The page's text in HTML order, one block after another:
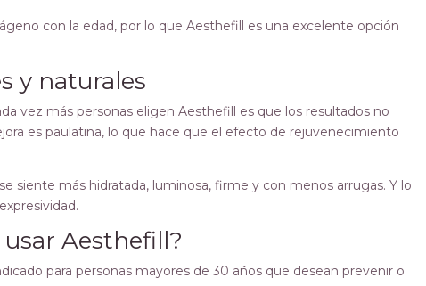
con la edad, por lo que Aesthefill es una excelente opción
y naturales
vez más personas eligen Aesthefill es que los resultados no
es paulatina, lo que hace que el efecto de rejuvenecimiento
siente más hidratada, luminosa, firme y con menos arrugas. Y lo
Aesthefill?
para personas mayores de 30 años que desean prevenir o